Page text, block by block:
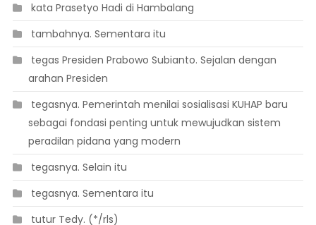
 kata Prasetyo Hadi di Hambalang
 tambahnya. Sementara itu
 tegas Presiden Prabowo Subianto. Sejalan dengan
arahan Presiden
 tegasnya. Pemerintah menilai sosialisasi KUHAP baru
sebagai fondasi penting untuk mewujudkan sistem
peradilan pidana yang modern
 tegasnya. Selain itu
 tegasnya. Sementara itu
 tutur Tedy. (*/rls)